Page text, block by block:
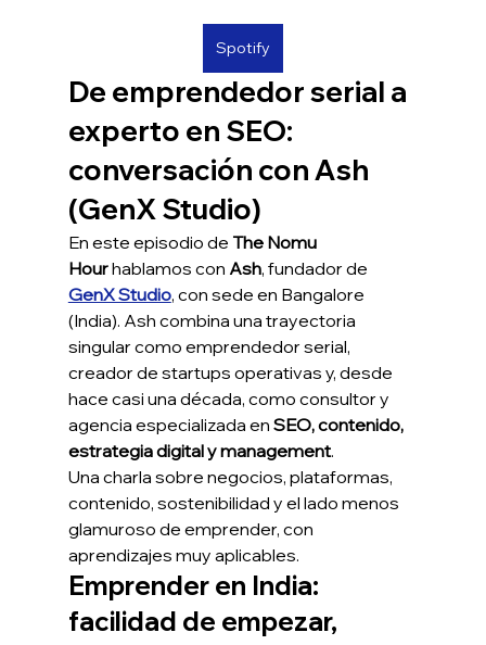
Spotify
De emprendedor serial a
experto en SEO:
conversación con Ash
(GenX Studio)
En este episodio de The Nomu
Hour hablamos con Ash, fundador de
GenX Studio, con sede en Bangalore
(India). Ash combina una trayectoria
singular como emprendedor serial,
creador de startups operativas y, desde
hace casi una década, como consultor y
agencia especializada en SEO, contenido,
estrategia digital y management.
Una charla sobre negocios, plataformas,
contenido, sostenibilidad y el lado menos
glamuroso de emprender, con
aprendizajes muy aplicables.
Emprender en India:
facilidad de empezar,